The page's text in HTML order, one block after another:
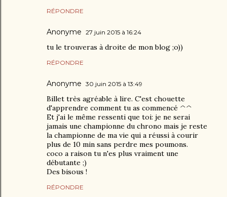
RÉPONDRE
Anonyme 27 juin 2015 à 16:24
tu le trouveras à droite de mon blog ;o))
RÉPONDRE
Anonyme 30 juin 2015 à 13:49
Billet très agréable à lire. C'est chouette
d'apprendre comment tu as commencé ^^
Et j'ai le même ressenti que toi: je ne serai
jamais une championne du chrono mais je reste
la championne de ma vie qui a réussi à courir
plus de 10 min sans perdre mes poumons.
coco a raison tu n'es plus vraiment une
débutante ;)
Des bisous !
RÉPONDRE